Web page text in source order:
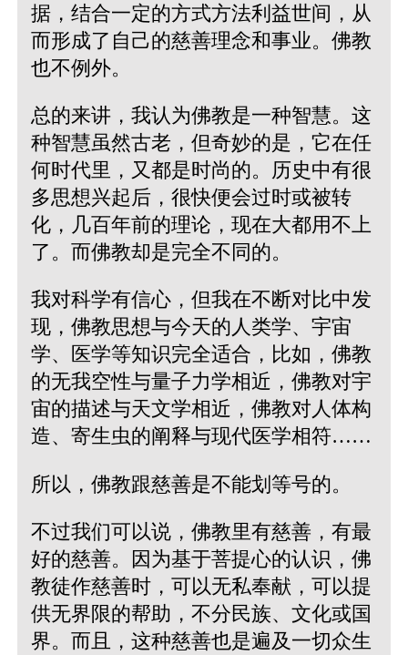
据，结合一定的方式方法利益世间，从
而形成了自己的慈善理念和事业。佛教
也不例外。
总的来讲，我认为佛教是一种智慧。这
种智慧虽然古老，但奇妙的是，它在任
何时代里，又都是时尚的。历史中有很
多思想兴起后，很快便会过时或被转
化，几百年前的理论，现在大都用不上
了。而佛教却是完全不同的。
我对科学有信心，但我在不断对比中发
现，佛教思想与今天的人类学、宇宙
学、医学等知识完全适合，比如，佛教
的无我空性与量子力学相近，佛教对宇
宙的描述与天文学相近，佛教对人体构
造、寄生虫的阐释与现代医学相符……
所以，佛教跟慈善是不能划等号的。
不过我们可以说，佛教里有慈善，有最
好的慈善。因为基于菩提心的认识，佛
教徒作慈善时，可以无私奉献，可以提
供无界限的帮助，不分民族、文化或国
界。而且，这种慈善也是遍及一切众生